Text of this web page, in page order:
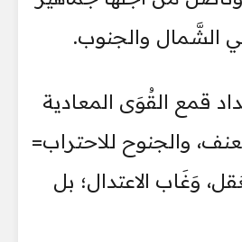
الشَّمال والجنوب.
قمع القُوَى المعادية
والجنوح للاحتراب=
وَغَاب الاعتدال؛ بل